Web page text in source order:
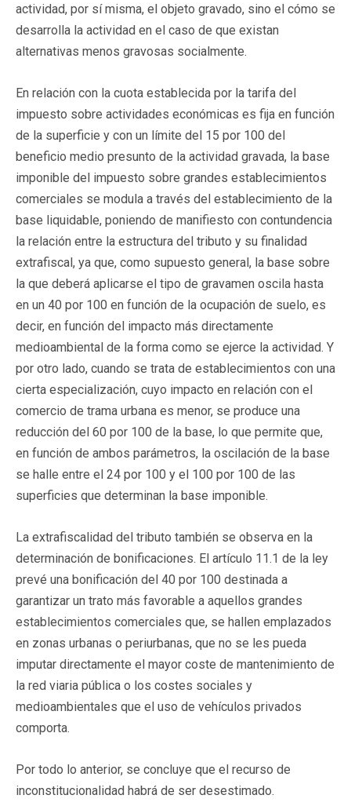
actividad, por sí misma, el objeto gravado, sino el cómo se
desarrolla la actividad en el caso de que existan
alternativas menos gravosas socialmente.
En relación con la cuota establecida por la tarifa del
impuesto sobre actividades económicas es fija en función
de la superficie y con un límite del 15 por 100 del
beneficio medio presunto de la actividad gravada, la base
imponible del impuesto sobre grandes establecimientos
comerciales se modula a través del establecimiento de la
base liquidable, poniendo de manifiesto con contundencia
la relación entre la estructura del tributo y su finalidad
extrafiscal, ya que, como supuesto general, la base sobre
la que deberá aplicarse el tipo de gravamen oscila hasta
en un 40 por 100 en función de la ocupación de suelo, es
decir, en función del impacto más directamente
medioambiental de la forma como se ejerce la actividad. Y
por otro lado, cuando se trata de establecimientos con una
cierta especialización, cuyo impacto en relación con el
comercio de trama urbana es menor, se produce una
reducción del 60 por 100 de la base, lo que permite que,
en función de ambos parámetros, la oscilación de la base
se halle entre el 24 por 100 y el 100 por 100 de las
superficies que determinan la base imponible.
La extrafiscalidad del tributo también se observa en la
determinación de bonificaciones. El artículo 11.1 de la ley
prevé una bonificación del 40 por 100 destinada a
garantizar un trato más favorable a aquellos grandes
establecimientos comerciales que, se hallen emplazados
en zonas urbanas o periurbanas, que no se les pueda
imputar directamente el mayor coste de mantenimiento de
la red viaria pública o los costes sociales y
medioambientales que el uso de vehículos privados
comporta.
Por todo lo anterior, se concluye que el recurso de
inconstitucionalidad habrá de ser desestimado.